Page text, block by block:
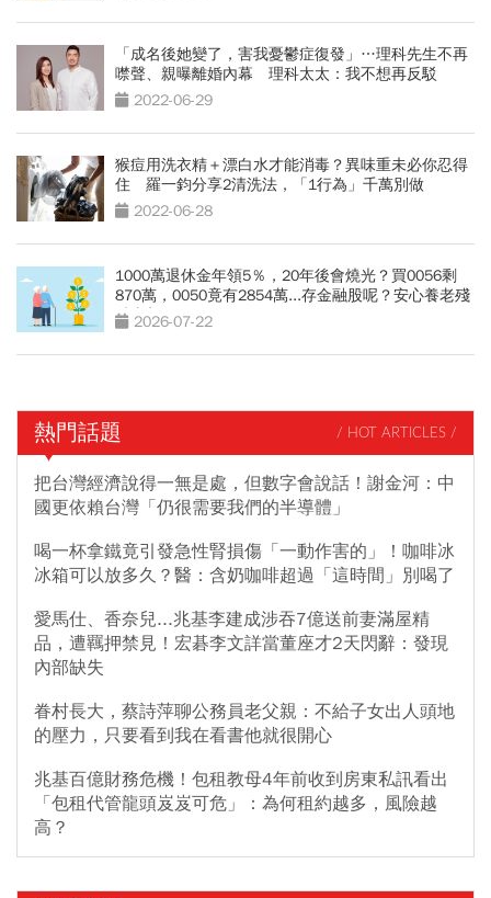
「成名後她變了，害我憂鬱症復發」…理科先生不再
噤聲、親曝離婚內幕 理科太太：我不想再反駁
2022-06-29
猴痘用洗衣精＋漂白水才能消毒？異味重未必你忍得
住 羅一鈞分享2清洗法，「1行為」千萬別做
2022-06-28
1000萬退休金年領5％，20年後會燒光？買0056剩
870萬，0050竟有2854萬...存金融股呢？安心養老殘
酷真相
2026-07-22
熱門話題 / HOT ARTICLES /
把台灣經濟說得一無是處，但數字會說話！謝金河：中
國更依賴台灣「仍很需要我們的半導體」
喝一杯拿鐵竟引發急性腎損傷「一動作害的」！咖啡冰
冰箱可以放多久？醫：含奶咖啡超過「這時間」別喝了
愛馬仕、香奈兒...兆基李建成涉吞7億送前妻滿屋精
品，遭羈押禁見！宏碁李文詳當董座才2天閃辭：發現
內部缺失
眷村長大，蔡詩萍聊公務員老父親：不給子女出人頭地
的壓力，只要看到我在看書他就很開心
兆基百億財務危機！包租教母4年前收到房東私訊看出
「包租代管龍頭岌岌可危」：為何租約越多，風險越
高？